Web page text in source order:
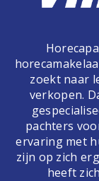
zoekt naar
verkopen.
pachters
ervaring met
zijn op zich
heeft